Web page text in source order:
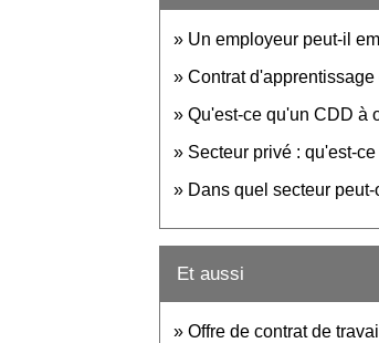
Un employeur peut-il
Contrat
Qu'est-ce qu'un CDD à
Secteur privé : qu'est-
Dans quel secteur
Et aussi
Offre de contrat de